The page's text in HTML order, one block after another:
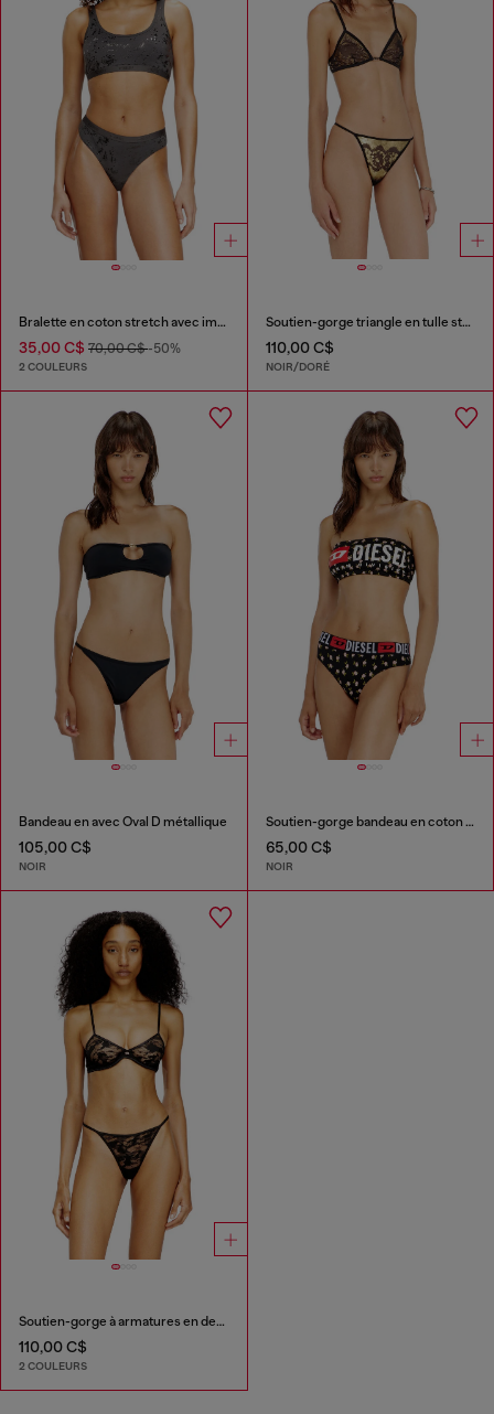
Bralette en coton stretch avec imprimé métallisé
35,00 C$ 70,00 C$-50%
2 COULEURS
Soutien-gorge triangle en tulle stretch à effet métallisé
110,00 C$
NOIR/DORÉ
Bandeau en avec Oval D métallique
105,00 C$
NOIR
Soutien-gorge bandeau en coton à imprimé floral all-over
65,00 C$
NOIR
Soutien-gorge à armatures en dentelle de nylon
110,00 C$
2 COULEURS